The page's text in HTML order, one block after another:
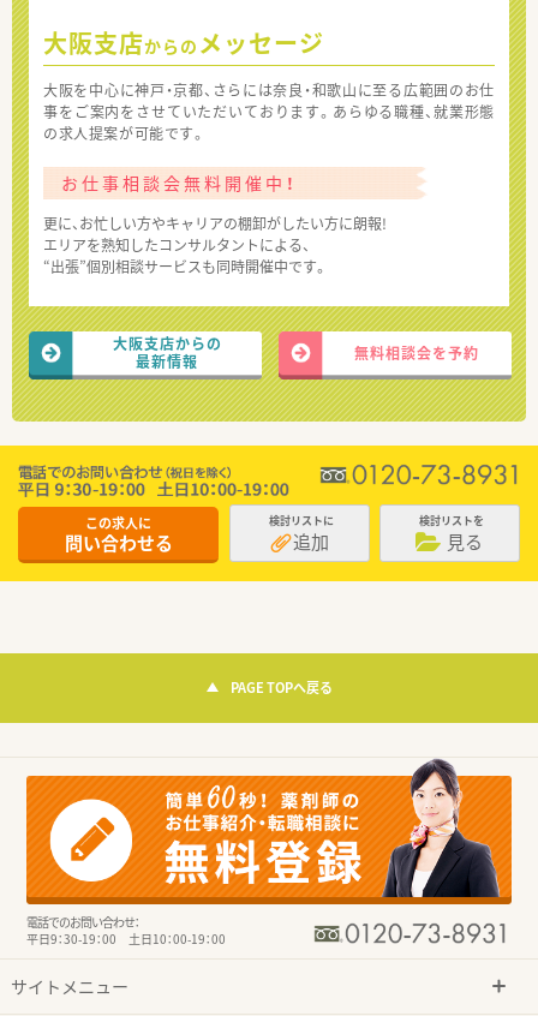
大阪支店からの メッセージ
大阪を中心に神戸・京都、さらには奈良・和歌山に至る広範囲のお仕
事をご案内をさせていただいております。あらゆる職種、就業形態
の求人提案が可能です。
お仕事相談会無料開催中！
更に、お忙しい方やキャリアの棚卸がしたい方に朗報!
エリアを熟知したコンサルタントによる、
“出張”個別相談サービスも同時開催中です。
大阪支店からの
最新情報
無料相談会を予約
この求人に
問い合わせる
検討リストに
追加
検討リストを
見る
PAGE TOPへ戻る
電話でのお問い合わせ：
平日9：30-19：00 土日10：00-19：00
サイトメニュー